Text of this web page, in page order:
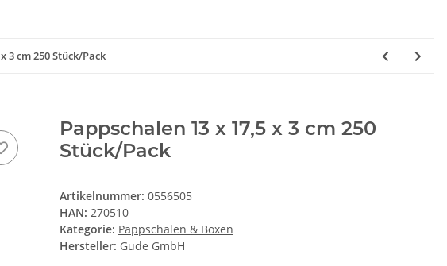
3 cm 250 Stück/Pack
Pappschalen 13 x 17,5 x 3 cm 250
Stück/Pack
Artikelnummer: 0556505
HAN: 270510
Kategorie: Pappschalen & Boxen
Hersteller: Gude GmbH